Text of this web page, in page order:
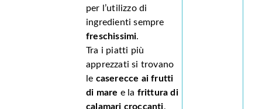
per l’utilizzo di
ingredienti sempre
freschissimi.
Tra i piatti più
apprezzati si trovano
le caserecce ai frutti
di mare e la frittura di
calamari croccanti,